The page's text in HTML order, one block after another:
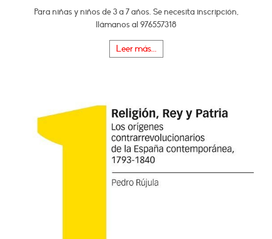
Para niñas y niños de 3 a 7 años. Se necesita inscripción,
llámanos al 976557318
Leer más...